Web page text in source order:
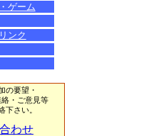
ゲーム
ンク
の要望・
・ご意見等
下さい。
わせ